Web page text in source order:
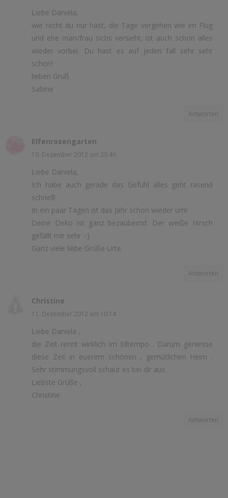
Liebe Daniela,
wie recht du nur hast, die Tage vergehen wie im Flug
und ehe man/frau sichs versieht, ist auch schon alles
wieder vorbei. Du hast es auf jeden fall sehr sehr
schön!
lieben Gruß
Sabine
Antworten
Elfenrosengarten
10. Dezember 2012 um 23:46
Liebe Daniela,
Ich habe auch gerade das Gefühl alles geht rasend
schnell!
In ein paar Tagen ist das Jahr schon wieder um!
Deine Deko ist ganz bezaubernd. Der weiße Hirsch
gefällt mir sehr :-)
Ganz viele liebe Grüße Urte
Antworten
Christine
11. Dezember 2012 um 10:14
Liebe Daniela ,
die Zeit rennt wirklich im Eiltempo . Darum geniesse
diese Zeit in euerem schönen , gemütlichen Heim .
Sehr stimmungsvoll schaut es bei dir aus .
Liebste Grüße ,
Christine
Antworten